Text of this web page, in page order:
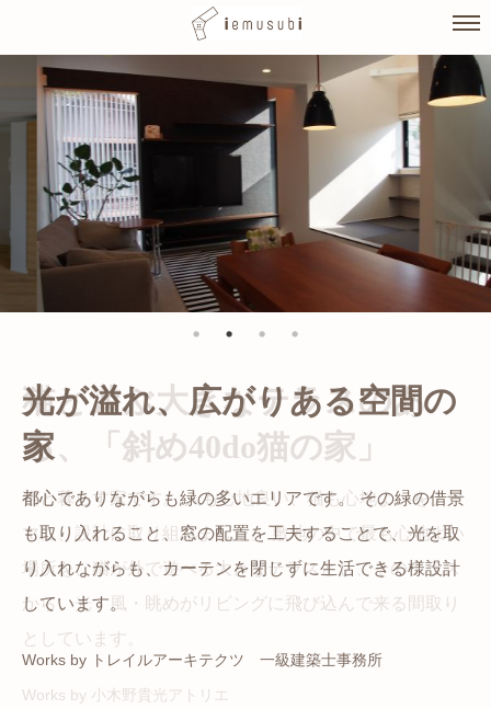
content
猫と暮らす家です。 人も心地良い、猫も心地よいをテー
マに、設計に取り組みました。 敷地の中で最も心地よい
場所を、猫が外で遊べる大きなテラスとし、そのテラス
から、光・風・眺めがリビングに飛び込んで来る間取り
としています。
Works by 小木野貴光アトリエ
光が溢れ、広がりある空間の
家
都心でありながらも緑の多いエリアです。 その緑の借景
も取り入れること、窓の配置を工夫することで、光を取
り入れながらも、カーテンを閉じずに生活できる様設計
しています。
Works by トレイルアーキテクツ 一級建築士事務所
自然の中の岩山を切り開いて造った、ワイルドなゲスト
ハウスをイメージした空間が広がる都市型住宅です。
かつての機織り工場が、その趣を残しつつ孫世帯の住居
へと蘇りました。